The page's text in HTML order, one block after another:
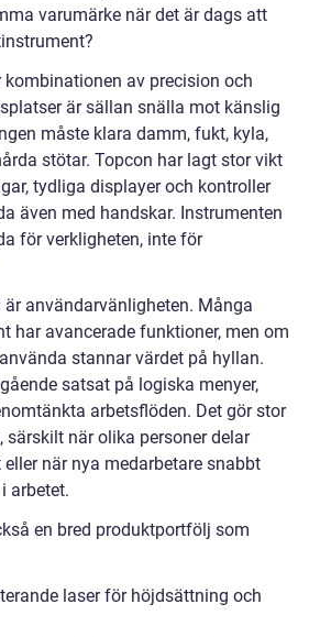
varumärke när det är dags att
kombinationen av precision och
är sällan snälla mot känslig
måste klara damm, fukt, kyla,
stötar. Topcon har lagt stor vikt
tydliga displayer och kontroller
även med handskar. Instrumenten
för verkligheten, inte för
användarvänligheten. Många
har avancerade funktioner, men om
stannar värdet på hyllan.
satsat på logiska menyer,
arbetsflöden. Det gör stor
särskilt när olika personer delar
när nya medarbetare snabbt
arbetet.
en bred produktportfölj som
laser för höjdsättning och